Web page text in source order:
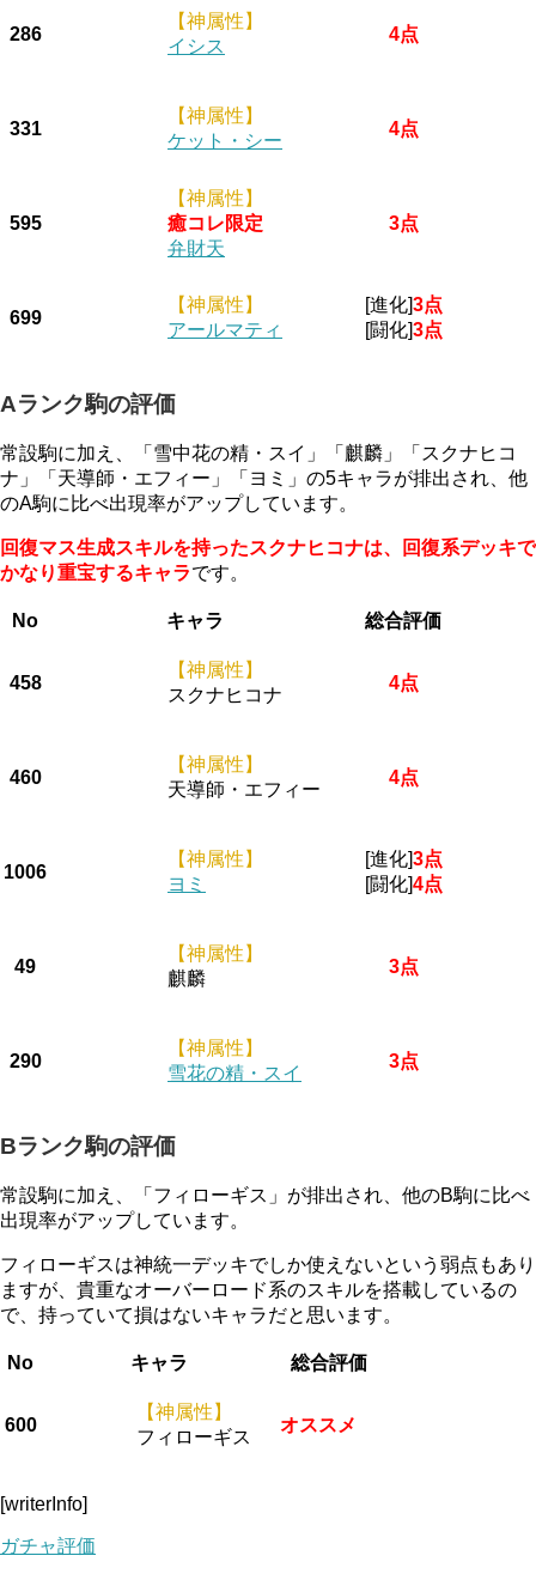
286
【神属性】
イシス
4点
331
【神属性】
ケット・シー
4点
595
【神属性】
癒コレ限定
弁財天
3点
699
【神属性】
アールマティ
[進化]3点
[闘化]3点
Aランク駒の評価
常設駒に加え、「雪中花の精・スイ」「麒麟」「スクナヒコ
ナ」「天導師・エフィー」「ヨミ」の5キャラが排出され、他
のA駒に比べ出現率がアップしています。
回復マス生成スキルを持ったスクナヒコナは、回復系デッキで
かなり重宝するキャラです。
No キャラ 総合評価
458
【神属性】
スクナヒコナ
4点
460
【神属性】
天導師・エフィー
4点
1006
【神属性】
ヨミ
[進化]3点
[闘化]4点
49
【神属性】
麒麟
3点
290
【神属性】
雪花の精・スイ
3点
Bランク駒の評価
常設駒に加え、「フィローギス」が排出され、他のB駒に比べ
出現率がアップしています。
フィローギスは神統一デッキでしか使えないという弱点もあり
ますが、貴重なオーバーロード系のスキルを搭載しているの
で、持っていて損はないキャラだと思います。
No キャラ 総合評価
600
【神属性】
フィローギス
オススメ
[writerInfo]
ガチャ評価